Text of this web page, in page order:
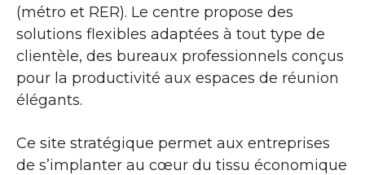
(métro et RER). Le centre propose des
solutions flexibles adaptées à tout type de
clientèle, des bureaux professionnels conçus
pour la productivité aux espaces de réunion
élégants.
Ce site stratégique permet aux entreprises
de s’implanter au cœur du tissu économique